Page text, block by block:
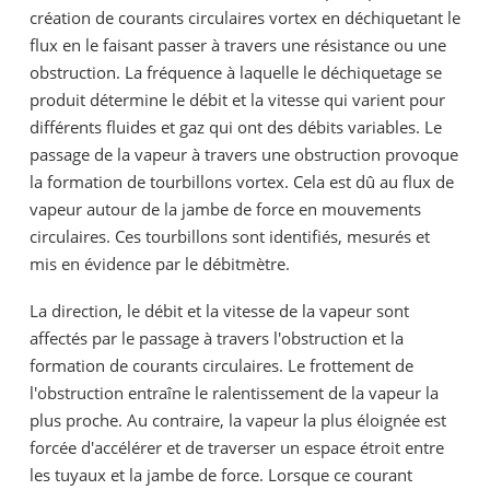
création de courants circulaires vortex en déchiquetant le
flux en le faisant passer à travers une résistance ou une
obstruction. La fréquence à laquelle le déchiquetage se
produit détermine le débit et la vitesse qui varient pour
différents fluides et gaz qui ont des débits variables. Le
passage de la vapeur à travers une obstruction provoque
la formation de tourbillons vortex. Cela est dû au flux de
vapeur autour de la jambe de force en mouvements
circulaires. Ces tourbillons sont identifiés, mesurés et
mis en évidence par le débitmètre.
La direction, le débit et la vitesse de la vapeur sont
affectés par le passage à travers l'obstruction et la
formation de courants circulaires. Le frottement de
l'obstruction entraîne le ralentissement de la vapeur la
plus proche. Au contraire, la vapeur la plus éloignée est
forcée d'accélérer et de traverser un espace étroit entre
les tuyaux et la jambe de force. Lorsque ce courant